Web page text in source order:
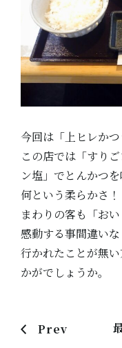
今回は「上ヒレか
この店では「すり
ン塩」でとんかつ
何という柔らかさ！
まわりの客も「おい
感動する事間違いな
行かれたことが無
かがでしょうか。
Prev